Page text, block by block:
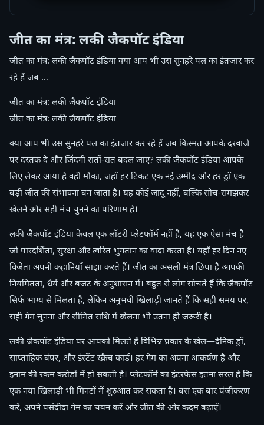
जीत का मंत्र: लकी जैकपॉट इंडिया
जीत का मंत्र: लकी जैकपॉट इंडिया क्या आप भी उस सुनहरे पल का इंतजार कर
रहे हैं जब …
जीत का मंत्र: लकी जैकपॉट इंडिया
जीत का मंत्र: लकी जैकपॉट इंडिया
क्या आप भी उस सुनहरे पल का इंतजार कर रहे हैं जब किस्मत आपके दरवाजे
पर दस्तक दे और जिंदगी रातों-रात बदल जाए? लकी जैकपॉट इंडिया आपके
लिए लेकर आया है वही मौका, जहाँ हर टिकट एक नई उम्मीद और हर ड्रॉ एक
बड़ी जीत की संभावना बन जाता है। यह कोई जादू नहीं, बल्कि सोच-समझकर
खेलने और सही मंच चुनने का परिणाम है।
लकी जैकपॉट इंडिया केवल एक लॉटरी प्लेटफॉर्म नहीं है, यह एक ऐसा मंच है
जो पारदर्शिता, सुरक्षा और त्वरित भुगतान का वादा करता है। यहाँ हर दिन नए
विजेता अपनी कहानियाँ साझा करते हैं। जीत का असली मंत्र छिपा है आपकी
नियमितता, धैर्य और बजट के अनुशासन में। बहुत से लोग सोचते हैं कि जैकपॉट
सिर्फ भाग्य से मिलता है, लेकिन अनुभवी खिलाड़ी जानते हैं कि सही समय पर,
सही गेम चुनना और सीमित राशि में खेलना भी उतना ही जरूरी है।
लकी जैकपॉट इंडिया पर आपको मिलते हैं विभिन्न प्रकार के खेल—दैनिक ड्रॉ,
साप्ताहिक बंपर, और इंस्टेंट स्क्रैच कार्ड। हर गेम का अपना आकर्षण है और
इनाम की रकम करोड़ों में हो सकती है। प्लेटफॉर्म का इंटरफेस इतना सरल है कि
एक नया खिलाड़ी भी मिनटों में शुरुआत कर सकता है। बस एक बार पंजीकरण
करें, अपने पसंदीदा गेम का चयन करें और जीत की ओर कदम बढ़ाएँ।